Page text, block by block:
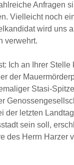
Anfragen
Vielleicht noch
wird uns
verwehrt.
Ich an Ihrer
der
Stasi-
der letzten
sein soll,
des Herrn Harzer